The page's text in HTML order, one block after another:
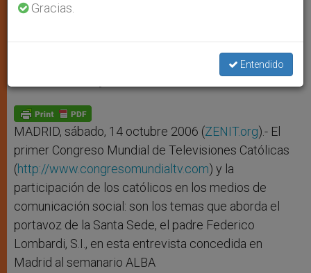
W
s
p
p
M
e
g
e
r
F
b
o
k
T
t
S
e
MADRID, sábado, 14 octubre 2006 (ZENIT.org).- El
primer Congreso Mundial de Televisiones Católicas
(http://www.congresomundialtv.com) y la
participación de los católicos en los medios de
comunicación social: son los temas que aborda el
portavoz de la Santa Sede, el padre Federico
Lombardi, S.I., en esta entrevista concedida en
Madrid al semanario ALBA
Gracias.
Entendido